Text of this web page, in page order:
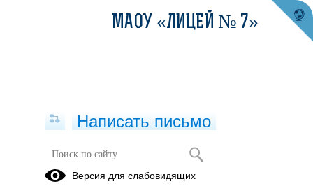
Анализ достижений
МАОУ «ЛИЦЕЙ № 7»
Написать письмо
Версия для слабовидящих